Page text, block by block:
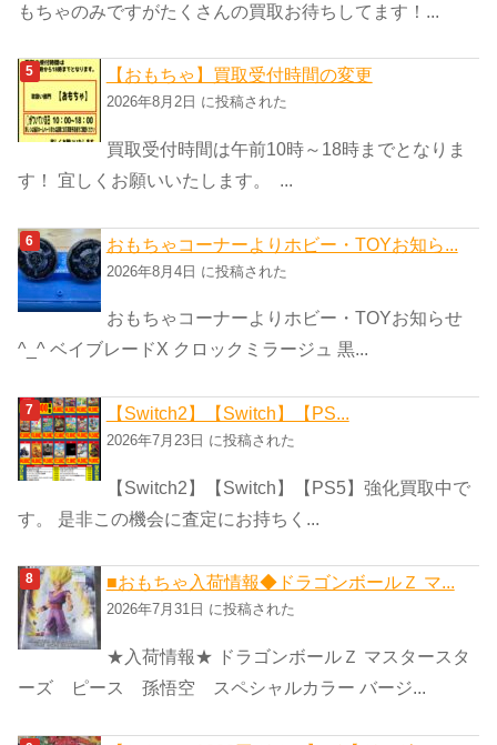
もちゃのみですがたくさんの買取お待ちしてます！...
【おもちゃ】買取受付時間の変更
2026年8月2日 に投稿された
買取受付時間は午前10時～18時までとなりま
す！ 宜しくお願いいたします。 ...
おもちゃコーナーよりホビー・TOYお知ら...
2026年8月4日 に投稿された
おもちゃコーナーよりホビー・TOYお知らせ
^_^ ベイブレードX クロックミラージュ 黒...
【Switch2】【Switch】【PS...
2026年7月23日 に投稿された
【Switch2】【Switch】【PS5】強化買取中で
す。 是非この機会に査定にお持ちく...
■おもちゃ入荷情報◆ドラゴンボールＺ マ...
2026年7月31日 に投稿された
★入荷情報★ ドラゴンボールＺ マスタースタ
ーズ ピース 孫悟空 スペシャルカラー バージ...